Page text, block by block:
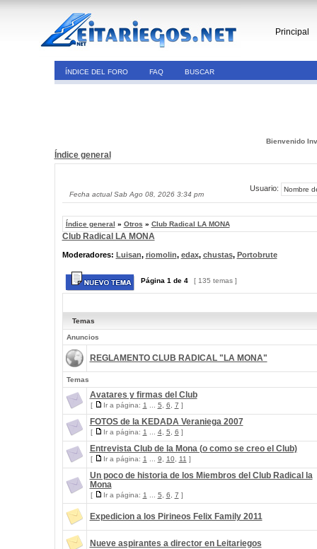
Principal
ÍNDICE DEL FORO FAQ BUSCAR
Bienvenido
Índice general
Fecha actual Sab Ago 08, 2026 3:34 pm
Usuario:
Índice general » Otros » Club Radical LA MONA
Club Radical LA MONA
Moderadores: Luisan, riomolin, edax, chustas, Portobrute
Página 1 de 4 [ 135 temas ]
Temas
Anuncios
REGLAMENTO CLUB RADICAL "LA MONA"
Temas
Avatares y firmas del Club
[ Ir a página: 1 5 6 7 ]
FOTOS de la KEDADA Veraniega 2007
[ Ir a página: 1 4, 5 6 ]
Entrevista Club de la Mona (o como se creo el Club)
[ Ir a página: 1 9 10, 11 ]
Un poco de historia de los Miembros del Club Radical la
Mona
[ Ir a página: 1 5 6 7 ]
Expedicion a los Pirineos Felix Family 2011
Nueve aspirantes a director en Leitariegos